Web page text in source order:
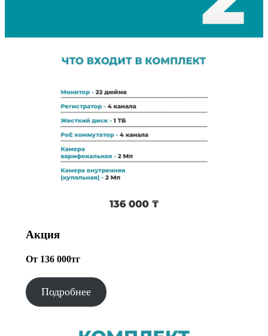
Акция
От 136 000тг
Подробнее